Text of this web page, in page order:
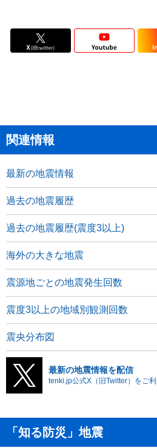
関連情報
最新の地震情報
過去の地震履歴
過去の地震履歴(震度3以上)
海外の大きな地震
震源地ごとの地震発生回数
震度3以上の地域別観測回数
震央分布図
最新の地震情報を配信
tenki.jp公式X（旧Twitter）をご利
「知る防災」地震